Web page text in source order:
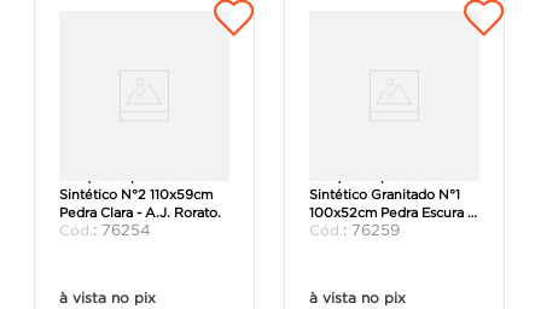
Sintético N°2 110x59cm
Pedra Clara - A.J. Rorato.
: 76254
à vista no pix
Sintético Granitado N°1
100x52cm Pedra Escura -
A.J. Rorato.
: 76259
à vista no pix